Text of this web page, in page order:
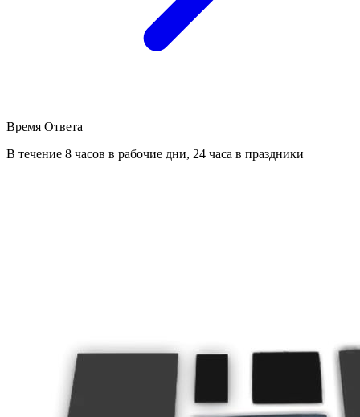
Время Ответа
В течение 8 часов в рабочие дни, 24 часа в праздники